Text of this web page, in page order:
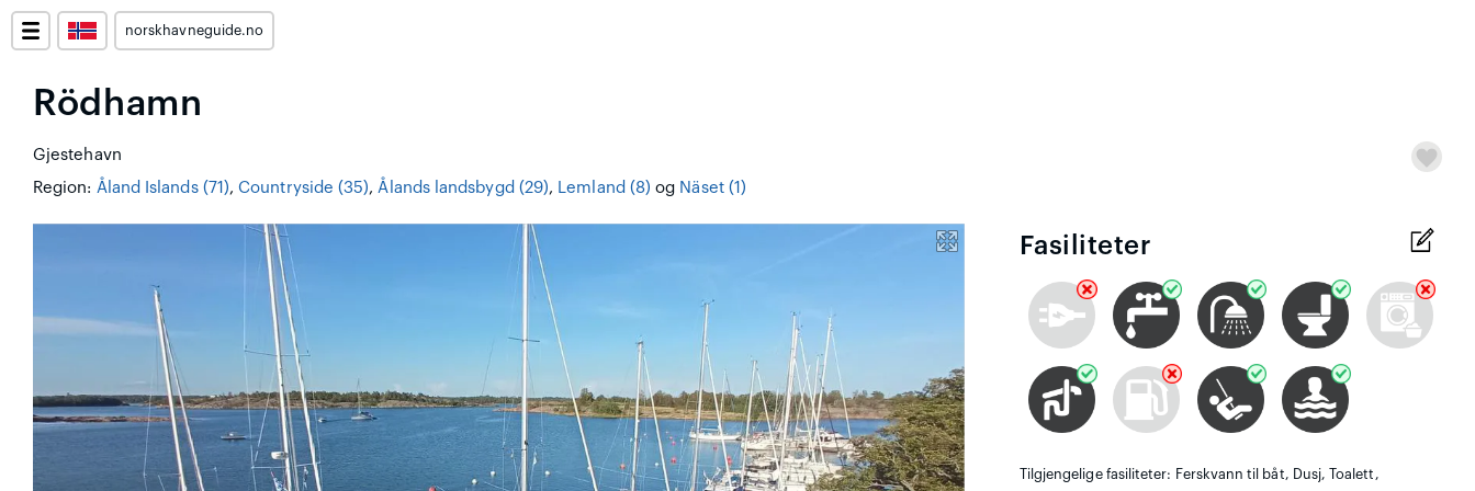
norskhavneguide.no
Rödhamn
Gjestehavn
Region: Åland Islands (71),Countryside (35),Ålands landsbygd (29), Lemland (8) og Näset (1)
Fasiliteter
Tilgjengelige fasiliteter: Ferskvann til båt, Dusj, Toalett,